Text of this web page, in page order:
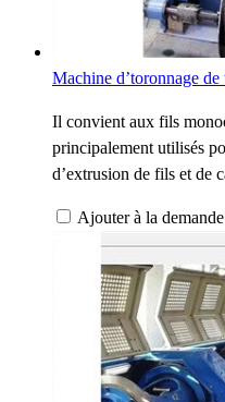
Machine d’toronnage
Il convient aux fils
principalement utilisés
d’extrusion de fils et de
Ajouter à la demande